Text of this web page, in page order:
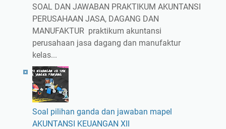
SOAL DAN JAWABAN PRAKTIKUM AKUNTANSI
PERUSAHAAN JASA, DAGANG DAN
MANUFAKTUR praktikum akuntansi
perusahaan jasa dagang dan manufaktur
kelas...
Soal pilihan ganda dan jawaban mapel
AKUNTANSI KEUANGAN XII